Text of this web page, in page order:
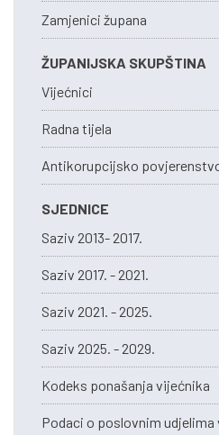
Zamjenici župana
ŽUPANIJSKA SKUPŠTINA
Vijećnici
Radna tijela
Antikorupcijsko
SJEDNICE
Saziv 2013- 2017.
Saziv 2017. - 2021.
Saziv 2021. - 2025.
Saziv 2025. - 2029.
Kodeks ponašanja vijećnika
Podaci o poslovnim udjelima